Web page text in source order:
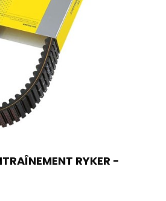
RYKER -